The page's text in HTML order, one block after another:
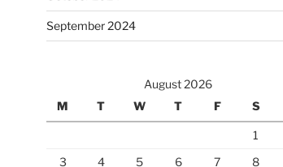
September 2024
August 2026
M
T W T F S
1
3
4 5 6 7 8